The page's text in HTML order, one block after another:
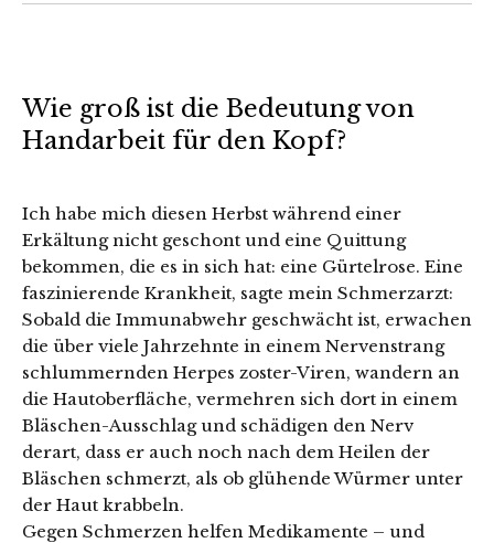
Wie groß ist die Bedeutung von
Handarbeit für den Kopf?
Ich habe mich diesen Herbst während einer
Erkältung nicht geschont und eine Quittung
bekommen, die es in sich hat: eine Gürtelrose. Eine
faszinierende Krankheit, sagte mein Schmerzarzt:
Sobald die Immunabwehr geschwächt ist, erwachen
die über viele Jahrzehnte in einem Nervenstrang
schlummernden Herpes zoster-Viren, wandern an
die Hautoberfläche, vermehren sich dort in einem
Bläschen-Ausschlag und schädigen den Nerv
derart, dass er auch noch nach dem Heilen der
Bläschen schmerzt, als ob glühende Würmer unter
der Haut krabbeln.
Gegen Schmerzen helfen Medikamente – und